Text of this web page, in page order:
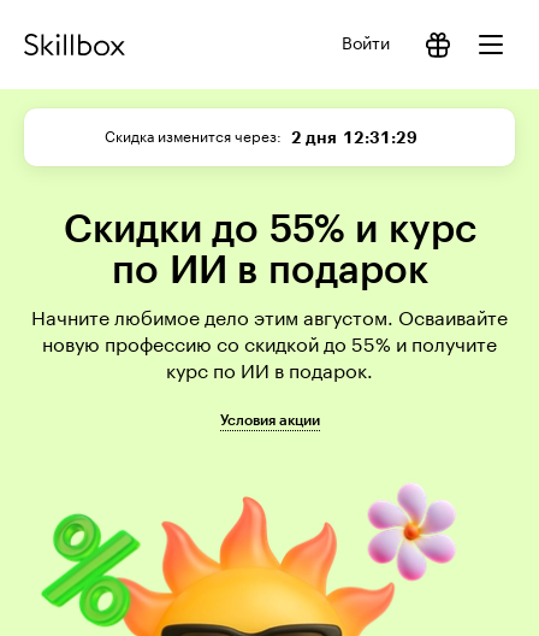
Войти
Скидка изменится через 2 дня 12:31:28
Скидки до 55% и курс
по ИИ в подарок
Начните любимое дело этим августом. Осваивайте
новую профессию со скидкой до 55% и получите
курс по ИИ в подарок.
Условия акции